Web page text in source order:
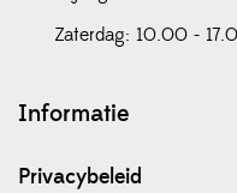
Zaterdag: 10.00 -
Informatie
Privacybeleid